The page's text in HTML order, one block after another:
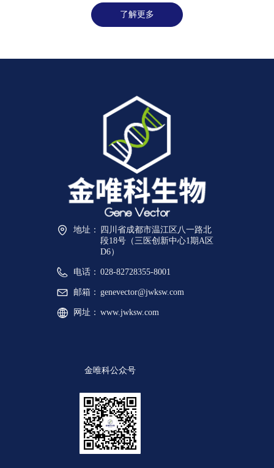
了解更多
地址：
四川省成都市温江区八一路北
段18号（三医创新中心1期A区
D6）
电话： 028-82728355-8001
邮箱： genevector@jwksw.com
网址： www.jwksw.com
金唯科公众号